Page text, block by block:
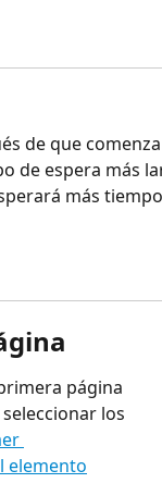
de que
de espera más
más
página
los
elemento